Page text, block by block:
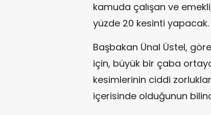
kamuda çalışan ve
yüzde 20 kesinti yapacak.
Başbakan Ünal Üstel,
için, büyük bir çaba
kesimlerinin ciddi
içerisinde olduğunun